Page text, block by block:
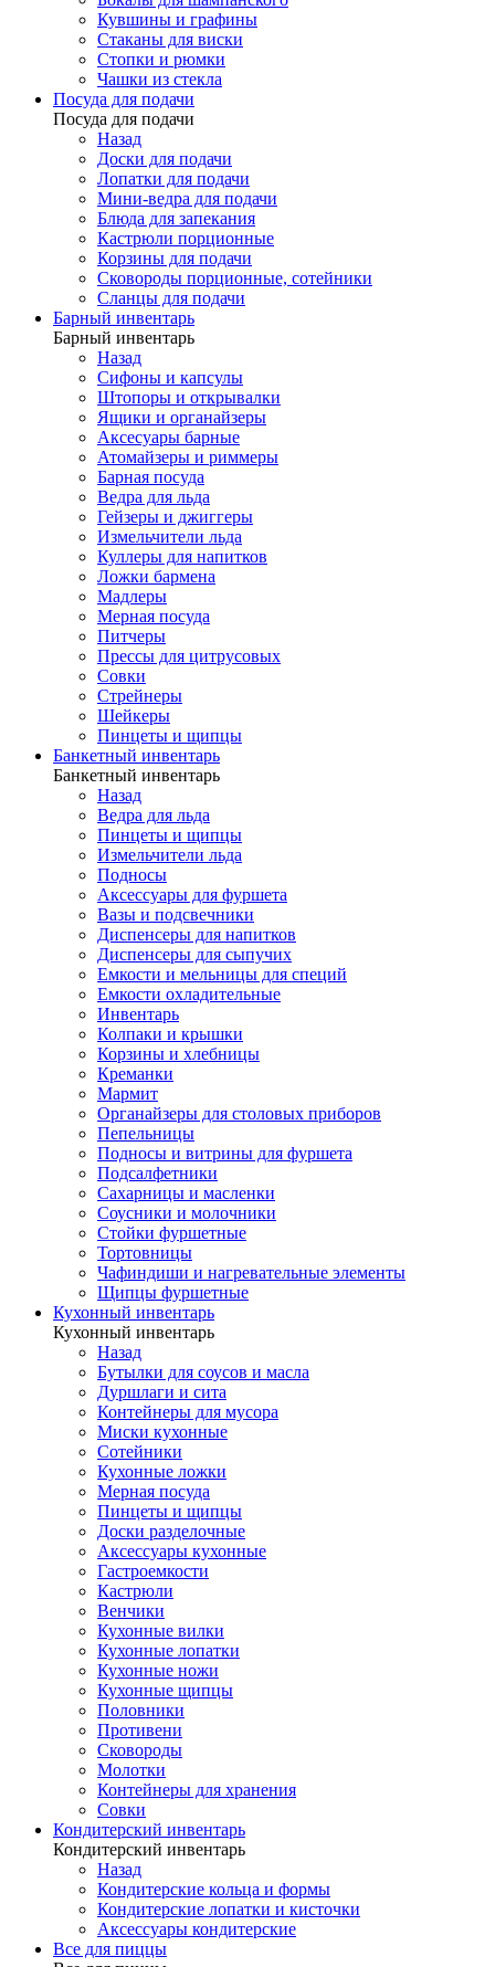
Кувшины и графины
Стаканы для виски
Стопки и рюмки
Чашки из стекла
Посуда для подачи
Посуда для подачи
Назад
Доски для подачи
Лопатки для подачи
Мини-ведра для подачи
Блюда для запекания
Кастрюли порционные
Корзины для подачи
Сковороды порционные, сотейники
Сланцы для подачи
Барный инвентарь
Барный инвентарь
Назад
Сифоны и капсулы
Штопоры и открывалки
Ящики и органайзеры
Аксесуары барные
Атомайзеры и риммеры
Барная посуда
Ведра для льда
Гейзеры и джиггеры
Измельчители льда
Куллеры для напитков
Ложки бармена
Мадлеры
Мерная посуда
Питчеры
Прессы для цитрусовых
Совки
Стрейнеры
Шейкеры
Пинцеты и щипцы
Банкетный инвентарь
Банкетный инвентарь
Назад
Ведра для льда
Пинцеты и щипцы
Измельчители льда
Подносы
Аксессуары для фуршета
Вазы и подсвечники
Диспенсеры для напитков
Диспенсеры для сыпучих
Емкости и мельницы для специй
Емкости охладительные
Инвентарь
Колпаки и крышки
Корзины и хлебницы
Креманки
Мармит
Органайзеры для столовых приборов
Пепельницы
Подносы и витрины для фуршета
Подсалфетники
Сахарницы и масленки
Соусники и молочники
Стойки фуршетные
Тортовницы
Чафиндиши и нагревательные элементы
Щипцы фуршетные
Кухонный инвентарь
Кухонный инвентарь
Назад
Бутылки для соусов и масла
Дуршлаги и сита
Контейнеры для мусора
Миски кухонные
Сотейники
Кухонные ложки
Мерная посуда
Пинцеты и щипцы
Доски разделочные
Аксессуары кухонные
Гастроемкости
Кастрюли
Венчики
Кухонные вилки
Кухонные лопатки
Кухонные ножи
Кухонные щипцы
Половники
Противени
Сковороды
Молотки
Контейнеры для хранения
Совки
Кондитерский инвентарь
Кондитерский инвентарь
Назад
Кондитерские кольца и формы
Кондитерские лопатки и кисточки
Аксессуары кондитерские
Все для пиццы